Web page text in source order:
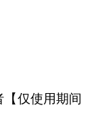
仅使用期间